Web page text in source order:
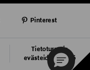
Tietoturva ja
evästeiden käyttö
Pinterest